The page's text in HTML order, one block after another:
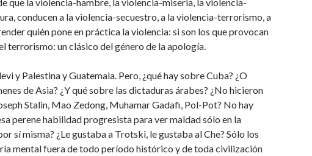
conducen a la violencia-secuestro, a la violencia-terrorismo, a
quién pone en práctica la violencia: si son los que provocan
terrorismo: un clásico del género de la apología.
y Palestina y Guatemala. Pero, ¿qué hay sobre Cuba? ¿O
de Asia? ¿Y qué sobre las dictaduras árabes? ¿No hicieron
Stalin, Mao Zedong, Muhamar Gadafi, Pol-Pot? No hay
perene habilidad progresista para ver maldad sólo en la
sí misma? ¿Le gustaba a Trotski, le gustaba al Che? Sólo los
mental fuera de todo período histórico y de toda civilización